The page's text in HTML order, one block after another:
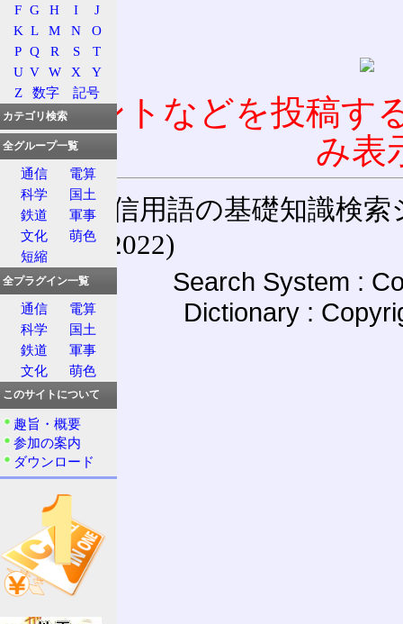
コメントなどを投稿す
み表
通信用語の基礎知識検索
(27-May-2022)
Search System :
Dictionary :
F G H I
J
K L M N
O
P Q R S
T
U V W X
Y
Z
数字 記号
カテゴリ検索
全グループ一覧
通信
電算
科学
国土
鉄道
軍事
文化
萌色
短縮
全プラグイン一覧
通信
電算
科学
国土
鉄道
軍事
文化
萌色
このサイトについて
趣旨・概要
参加の案内
ダウンロード